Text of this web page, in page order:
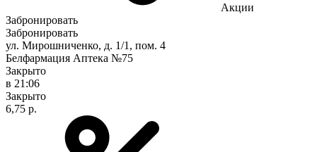
Акции
Забронировать
Забронировать
ул. Мирошниченко, д. 1/1, пом. 4
Белфармация Аптека №75
Закрыто
в 21:06
Закрыто
6,75 р.